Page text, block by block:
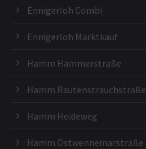
Ennigerloh Combi
Ennigerloh Marktkauf
Hamm Hammerstraße
Hamm Rautenstrauchstraße
Hamm Heideweg
Hamm Ostwennemarstraße